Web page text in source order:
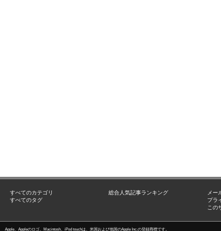
すべてのカテゴリ
すべてのタグ
総合人気記事ランキング
メー
プラ
この
Apple、Appleのロゴ、Macintosh、iPod touchは、米国および他国のApple Inc.の登録商標です。